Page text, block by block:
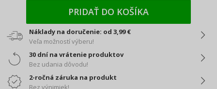
PRIDAŤ DO KOŠÍKA
Náklady na doručenie: od 3,99 €
Veľa možností výberu!
30 dní na vrátenie produktov
Bez udania dôvodu!
2-ročná záruka na produkt
Bez výnimiek!